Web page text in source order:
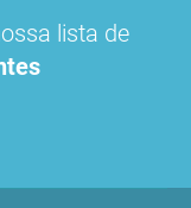
lista de